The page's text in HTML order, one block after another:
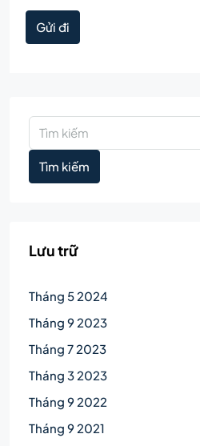
Gửi đi
Tìm kiếm
Lưu trữ
Tháng 5 2024
Tháng 9 2023
Tháng 7 2023
Tháng 3 2023
Tháng 9 2022
Tháng 9 2021